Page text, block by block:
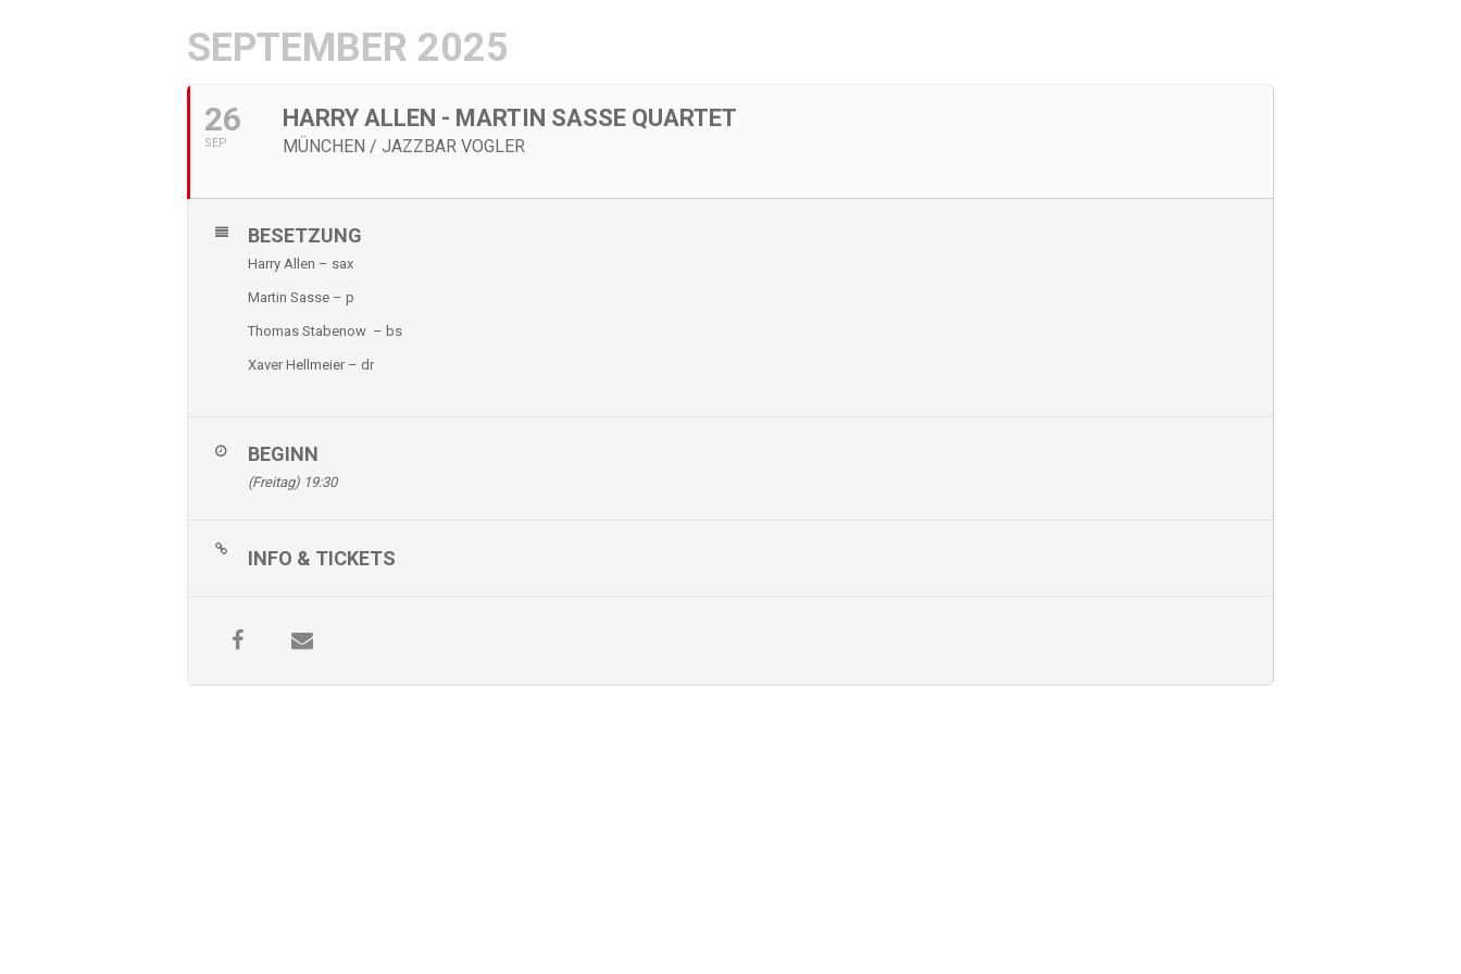
SEPTEMBER 2025
26
SEP
HARRY ALLEN - MARTIN SASSE QUARTET
MÜNCHEN / JAZZBAR VOGLER
BESETZUNG
Harry Allen – sax
Martin Sasse – p
Thomas Stabenow – bs
Xaver Hellmeier – dr
BEGINN
(Freitag) 19:30
INFO & TICKETS